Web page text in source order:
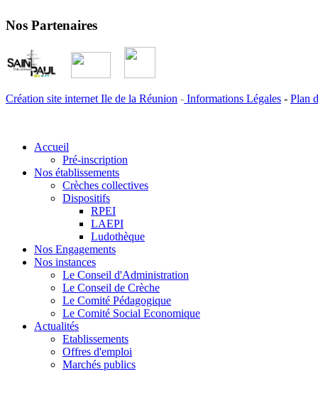
Nos Partenaires
Création site internet Ile de la Réunion - Informations Légales - Plan
Accueil
Pré-inscription
Nos établissements
Crèches collectives
Dispositifs
RPEI
LAEPI
Ludothèque
Nos Engagements
Nos instances
Le Conseil d'Administration
Le Conseil de Crèche
Le Comité Pédagogique
Le Comité Social Economique
Actualités
Etablissements
Offres d'emploi
Marchés publics